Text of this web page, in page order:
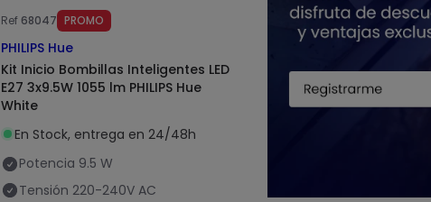
Ref 68047 PROMO
PHILIPS Hue
Kit Inicio Bombillas Inteligentes LED
E27 3x9.5W 1055 lm PHILIPS Hue
White
En Stock, entrega en 24/48h
Potencia 9.5 W
Tensión 220-240V AC